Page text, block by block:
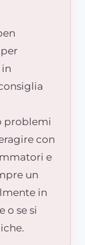
problemi
con
e
un
in
o se si